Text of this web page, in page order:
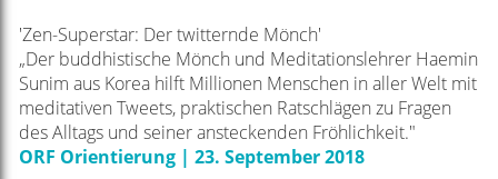
'Zen-Superstar: Der twitternde Mönch'
„Der buddhistische Mönch und Meditationslehrer Haemin
Sunim aus Korea hilft Millionen Menschen in aller Welt mit
meditativen Tweets, praktischen Ratschlägen zu Fragen
des Alltags und seiner ansteckenden Fröhlichkeit."
ORF Orientierung | 23. September 2018